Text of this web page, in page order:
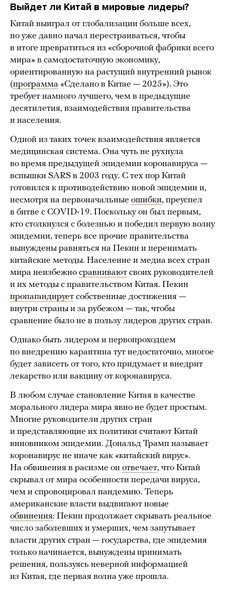
Выйдет ли Китай в мировые лидеры?
Китай выиграл от глобализации больше всех,
но уже давно начал перестраиваться, чтобы
в итоге превратиться из «сборочной фабрики всего
мира» в самодостаточную экономику,
ориентированную на растущий внутренний рынок
(программа «Сделано в Китае — 2025»). Это
требует намного лучшего, чем в предыдущие
десятилетия, взаимодействия правительства
и населения.
Одной из таких точек взаимодействия является
медицинская система. Она чуть не рухнула
во время предыдущей эпидемии коронавируса —
вспышки SARS в 2003 году. С тех пор Китай
готовился к противодействию новой эпидемии и,
несмотря на первоначальные ошибки, преуспел
в битве с COVID-19. Поскольку он был первым,
кто столкнулся с болезнью и победил первую волну
эпидемии, теперь все прочие правительства
вынуждены равняться на Пекин и перенимать
китайские методы. Население и медиа всех стран
мира неизбежно сравнивают своих руководителей
и их методы с правительством Китая. Пекин
пропагандирует собственные достижения —
внутри страны и за рубежом — так, чтобы
сравнение было не в пользу лидеров других стран.
Однако быть лидером и первопроходцем
по внедрению карантина тут недостаточно, многое
будет зависеть от того, кто придумает и внедрит
лекарство или вакцину от коронавируса.
В любом случае становление Китая в качестве
морального лидера мира явно не будет простым.
Многие руководители других стран
и представляющие их политики считают Китай
виновником эпидемии. Дональд Трамп называет
коронавирус не иначе как «китайский вирус».
На обвинения в расизме он отвечает, что Китай
скрывал от мира особенности передачи вируса,
чем и спровоцировал пандемию. Теперь
американские власти выдвигают новые
обвинения: Пекин продолжает скрывать реальное
число заболевших и умерших, чем запутывает
власти других стран — государства, где эпидемия
только начинается, вынуждены принимать
решения, пользуясь неверной информацией
из Китая, где первая волна уже прошла.